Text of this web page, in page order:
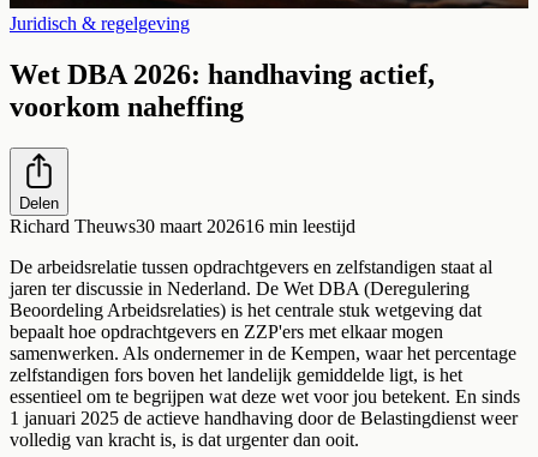
Juridisch & regelgeving
Wet DBA 2026: handhaving actief,
voorkom naheffing
Delen
Richard Theuws30 maart 202616 min leestijd
De arbeidsrelatie tussen opdrachtgevers en zelfstandigen staat al
jaren ter discussie in Nederland. De Wet DBA (Deregulering
Beoordeling Arbeidsrelaties) is het centrale stuk wetgeving dat
bepaalt hoe opdrachtgevers en ZZP'ers met elkaar mogen
samenwerken. Als ondernemer in de Kempen, waar het percentage
zelfstandigen fors boven het landelijk gemiddelde ligt, is het
essentieel om te begrijpen wat deze wet voor jou betekent. En sinds
1 januari 2025 de actieve handhaving door de Belastingdienst weer
volledig van kracht is, is dat urgenter dan ooit.